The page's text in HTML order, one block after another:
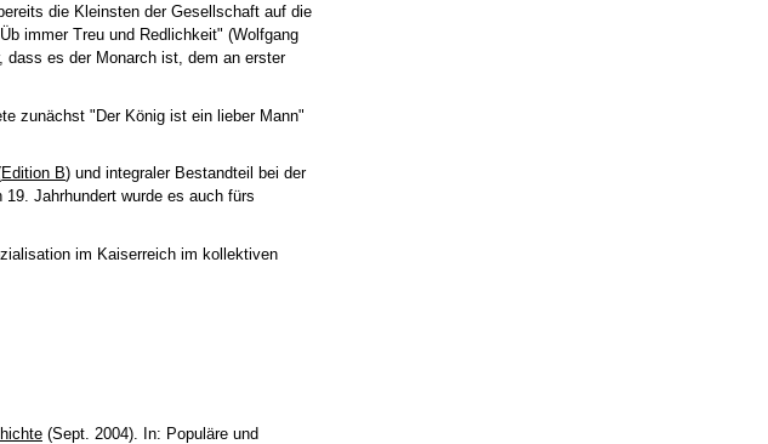
die Kleinsten der Gesellschaft auf die
immer Treu und Redlichkeit" (Wolfgang
dass es der Monarch ist, dem an erster
zunächst "Der König ist ein lieber Mann"
Edition B) und integraler Bestandteil bei der
Jahrhundert wurde es auch fürs
im Kaiserreich im kollektiven
(Sept. 2004). In: Populäre und